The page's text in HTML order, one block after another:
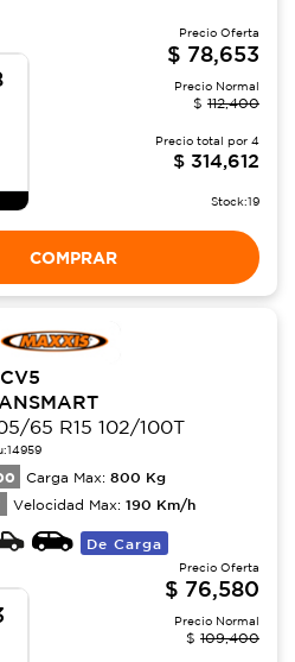
Precio Oferta
$ 78,653
Precio Normal
$ 112,400
Precio total por 4
$ 314,612
Stock:19
COMPRAR
65 R15 102/100T
14959
Carga Max: 800 Kg
Velocidad Max: 190 Km/h
De Carga
Precio Oferta
$ 76,580
Precio Normal
$ 109,400